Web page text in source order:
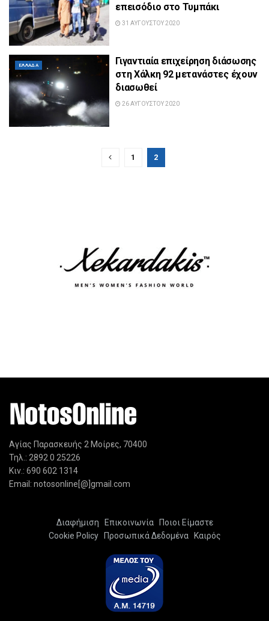
επεισόδιο στο Τυμπάκι
31 ΑΥΓΟΎΣΤΟΥ 2020
ΕΛΛΆΔΑ
Γιγαντιαία επιχείρηση διάσωσης
στη Χάλκη 92 μετανάστες έχουν
διασωθεί
26 ΑΥΓΟΎΣΤΟΥ 2020
1 2
Αγίας Παρασκευής 2 Μοίρες, 70400
Τηλ.: 2892 0 25226
Κιν.: 690 602 1314
Email: notosonline[@]gmail.com
Διαφήμιση Επικοινωνία
Ποιοι Είμαστε
Cookie Policy
Προσωπικά Δεδομένα Καιρός